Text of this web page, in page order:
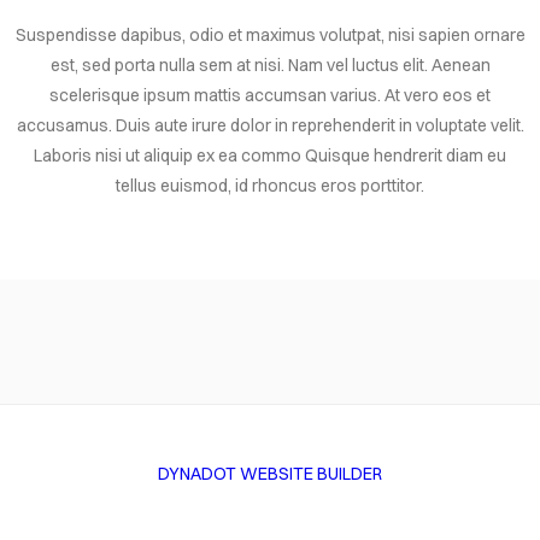
Suspendisse dapibus, odio et maximus volutpat, nisi sapien ornare
est, sed porta nulla sem at nisi. Nam vel luctus elit. Aenean
scelerisque ipsum mattis accumsan varius. At vero eos et
accusamus. Duis aute irure dolor in reprehenderit in voluptate velit.
Laboris nisi ut aliquip ex ea commo Quisque hendrerit diam eu
tellus euismod, id rhoncus eros porttitor.
DYNADOT WEBSITE BUILDER